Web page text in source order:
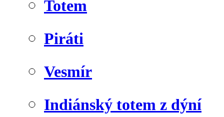
Totem
Piráti
Vesmír
Indiánský totem z dýní